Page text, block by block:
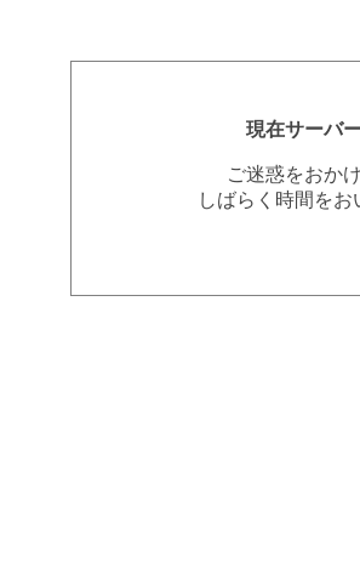
現在サーバ
ご迷惑をおか
しばらく時間を